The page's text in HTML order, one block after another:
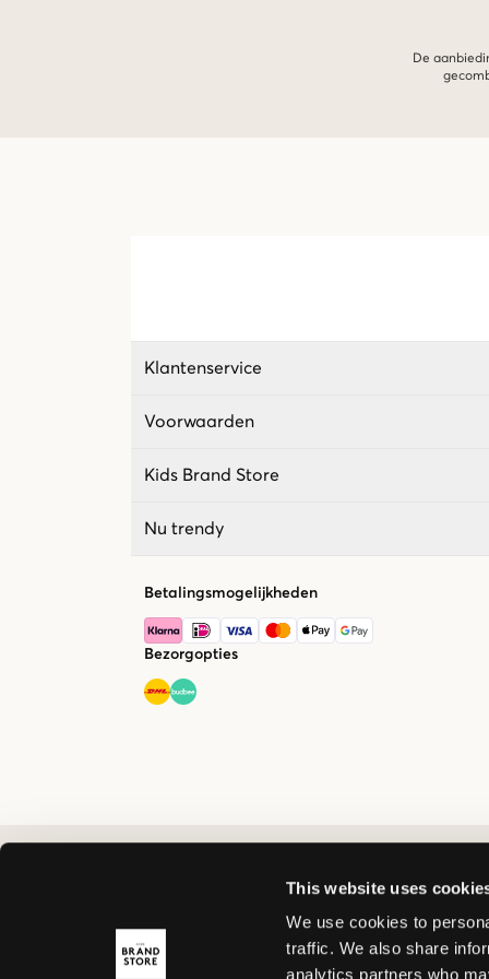
This website uses
We use cookies to
traffic. We also share
analytics partners who
De
Klantenservice
Voorwaarden
Kids Brand Store
Nu trendy
Betalingsmogelijkheden
Bezorgopties